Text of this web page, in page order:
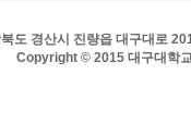
도 경산시 진량읍 대구대로
Copyright © 2015 대구대학